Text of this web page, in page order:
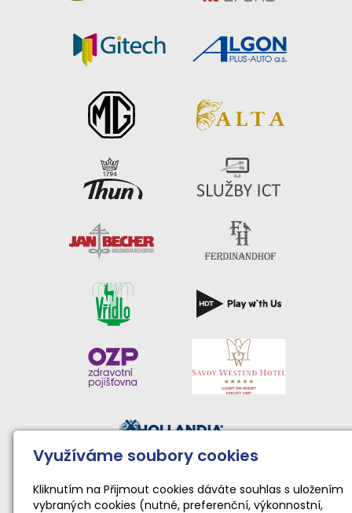
Národní sportovní agentura • Karlovarský kraj • Statutární
město Karlovy Vary
Využíváme soubory cookies
Kliknutím na Přijmout cookies dáváte souhlas s uložením
vybraných cookies (nutné, preferenční, výkonnostní,